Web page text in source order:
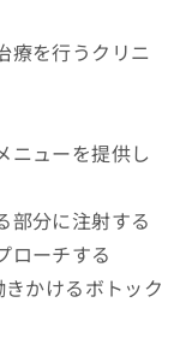
療を行うクリニ
ニューを提供し
部分に注射する
ローチする
かけるボトック